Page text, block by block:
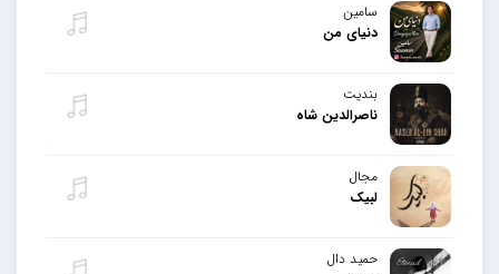
سامین
دنیای من
بندیت
ناصرالدین شاه
مجال
لبیک
حمید دال